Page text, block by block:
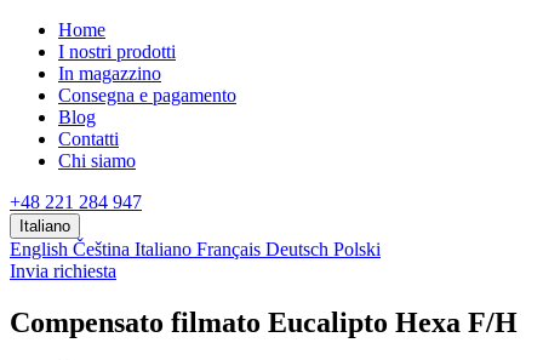
Home
I nostri prodotti
In magazzino
Consegna e pagamento
Blog
Contatti
Chi siamo
+48 221 284 947
Italiano
English Čeština Italiano Français Deutsch Polski
Invia richiesta
Compensato filmato Eucalipto Hexa F/H